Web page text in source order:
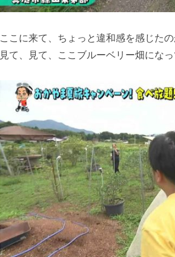
ここに来て、ちょっと違和感を感じた
見て、見て、ここブルーベリー畑になっ